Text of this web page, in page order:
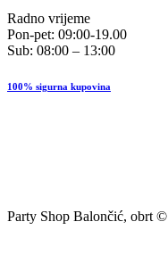
Radno vrijeme
Pon-pet: 09:00-19.00
Sub: 08:00 – 13:00
100% sigurna kupovina
Party Shop Balončić, obrt ©